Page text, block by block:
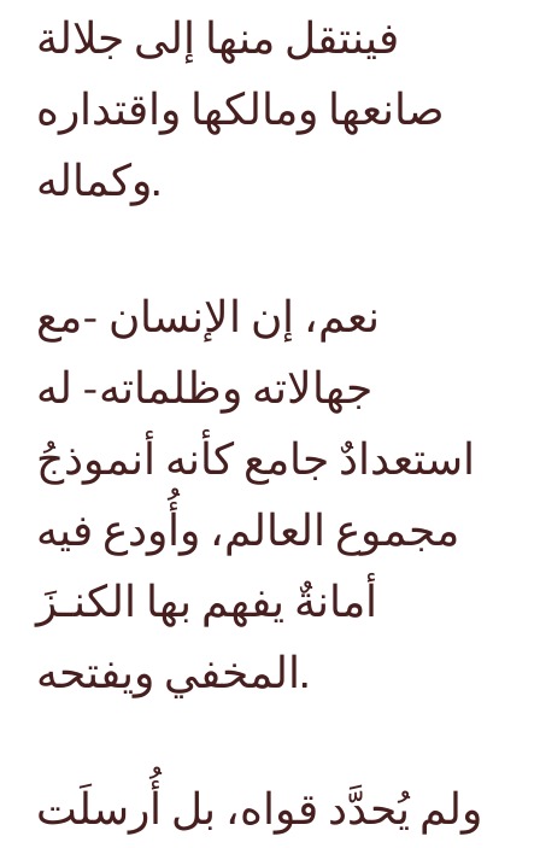
فينتقل منها إلى جلالة
صانعها ومالكها واقتداره
وكماله.
نعم، إن الإنسان -مع
جهالاته وظلماته- له
استعدادٌ جامع كأنه أنموذجُ
مجموع العالم، وأُودع فيه
أمانةٌ يفهم بها الكنـزَ
المخفي ويفتحه.
ولم يُحدَّد قواه، بل أُرسلَت